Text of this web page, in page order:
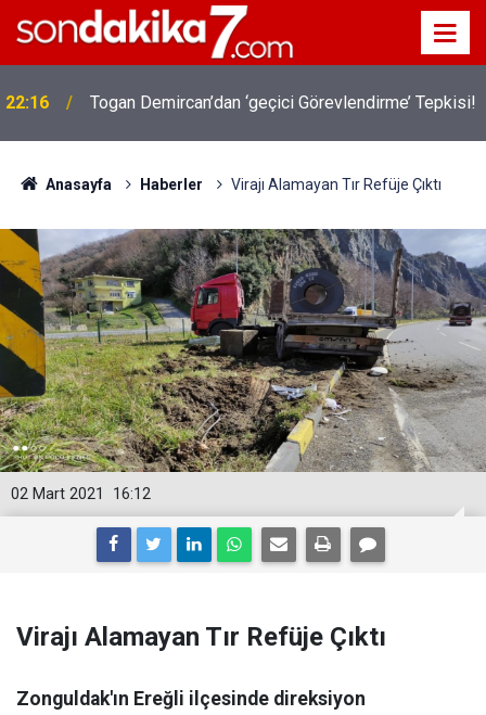
22:16 Togan Demircan’dan ‘geçici Görevlendirme’ Tepkisi!
Anasayfa Haberler Virajı Alamayan Tır Refüje Çıktı
16:12
02 Mart 2021
Virajı Alamayan Tır Refüje Çıktı
Zonguldak'ın Ereğli ilçesinde direksiyon